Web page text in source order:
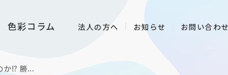
色彩コラム 法人の方へ お知らせ お問い合わせ
か!? 勝...